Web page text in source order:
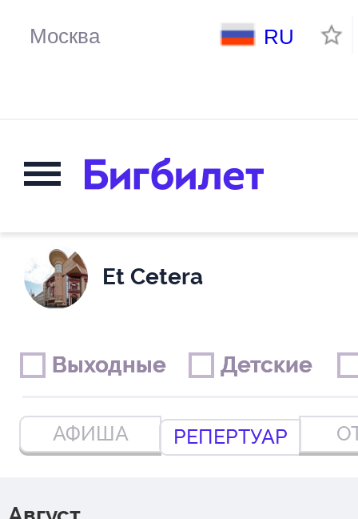
RU
Et Cetera
АФИША РЕПЕРТУАР
Выходные
Выходные Детские
Детские